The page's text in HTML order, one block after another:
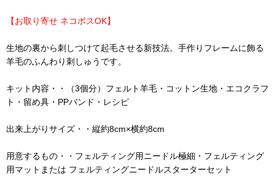
【お取り寄せ ネコポスOK】
生地の裏から刺しつけて起毛させる新技法。手作りフレームに飾る
羊毛のふんわり刺しゅうです。
キット内容・・（3個分）フェルト羊毛・コットン生地・エコクラフ
ト・留め具・PPバンド・レシピ
出来上がりサイズ・・縦約8cm×横約8cm
用意するもの・・フェルティング用ニードル極細・フェルティング
用マットまたは フェルティングニードルスターターセット